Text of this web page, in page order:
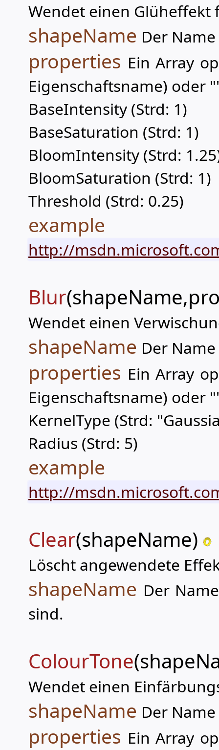
Wendet einen Glüheffekt
shapeName Der
properties Ein Array
Eigenschaftsname) oder
BaseIntensity (Strd: 1)
BaseSaturation (Strd: 1)
BloomIntensity (Strd:
BloomSaturation (Strd: 1)
Threshold (Strd: 0.25)
example
http://
Blur
Wendet einen
shapeName Der
properties Ein Array
Eigenschaftsname) oder
KernelType (Strd:
Radius (Strd: 5)
example
http://
Clear(shapeName)
Löscht angewendete
shapeName Der
sind.
ColourTone
Wendet einen
shapeName Der
properties Ein Array